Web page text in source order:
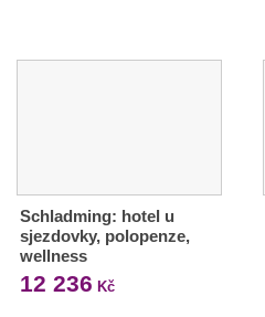
Schladming: hotel u
sjezdovky, polopenze,
wellness
12 236 Kč